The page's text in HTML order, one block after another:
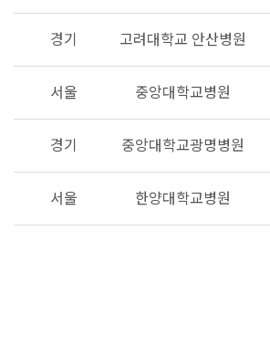
경기 고려대학교 안산병원
서울 중앙대학교병원
경기 중앙대학교광명병원
서울 한양대학교병원